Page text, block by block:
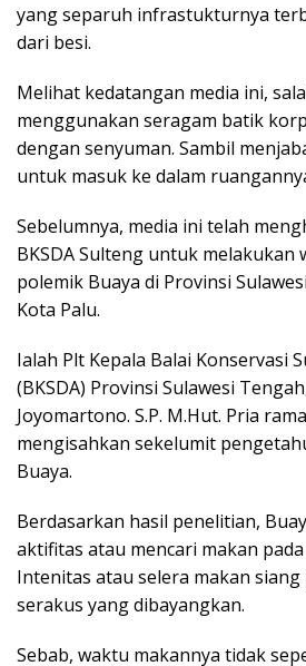
yang separuh infrastukturnya
dari besi.
Melihat kedatangan media ini,
menggunakan seragam batik
dengan senyuman. Sambil
untuk masuk ke dalam
Sebelumnya, media ini telah
BKSDA Sulteng untuk melakukan
polemik Buaya di Provinsi
Kota Palu.
Ialah Plt Kepala Balai Konservasi
(BKSDA) Provinsi Sulawesi
Joyomartono. S.P. M.Hut. Pria
mengisahkan sekelumit
Buaya.
Berdasarkan hasil penelitian,
aktifitas atau mencari makan
Intenitas atau selera makan
serakus yang dibayangkan.
Sebab, waktu makannya tidak